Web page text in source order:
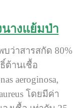
างแย้มป่า
ว่าสารสกัด 80%
ต้านเชื้อ
aeroginosa,
โดยมีค่า